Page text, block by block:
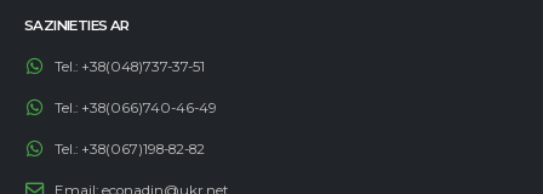
SAZINIETIES AR
Tel.: +38(048)737-37-51
Tel.: +38(066)740-46-49
Tel.: +38(067)198-82-82